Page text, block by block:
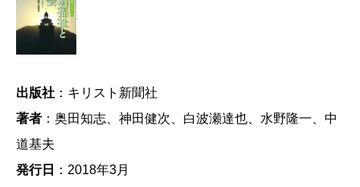
出版社 ：キリスト新聞社
著者 ：奥田知志、神田健次、白波瀬達也、水野隆一、中
道基夫
発行日
：2018年3月